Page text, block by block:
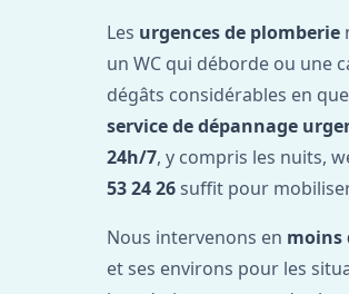
Les urgences de plomberie
un WC qui déborde ou une
dégâts considérables en
service de dépannage
24h/7, y compris les nuits,
53 24 26suffit pour
Nous intervenons en moins
et ses environs pour les